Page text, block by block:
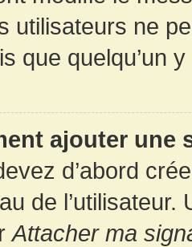
utilisateurs ne
que quelqu’un
ajouter une
d’abord
de
Attacher ma